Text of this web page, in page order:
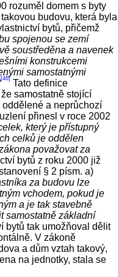
rozuměl domem s byty
budovu, která byla
bytů, přičemž
spojenou se zemí
soustředěna a navenek
konstrukcemi
samostatnými
[46] Tato definice
samostatně stojící
a neprůchozí
přinesl v roce 2002
který je přístupný
celků je oddělen
považovat za
bytů z roku 2000 již
§ 2 písm. a)
za budovu lze
vchodem, pokud je
a je tak stavebně
samostatně základní
bytů tak umožňoval dělit
V zákoně
a dům vztah takový,
na jednotky, stala se